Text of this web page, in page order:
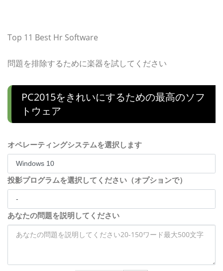
Top 11 Best Hr Software
問題を排除するために楽器を試してください
PC2015をきれいにするための最高のソフ
トウェア
オペレーティングシステムを選択します
投影プログラムを選択してください（オプションで）
あなたの問題を説明してください